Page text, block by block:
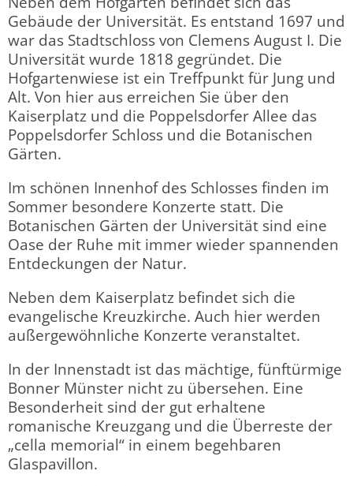
Gebäude der Universität. Es entstand 1697 und
war das Stadtschloss von Clemens August I. Die
Universität wurde 1818 gegründet. Die
Hofgartenwiese ist ein Treffpunkt für Jung und
Alt. Von hier aus erreichen Sie über den
Kaiserplatz und die Poppelsdorfer Allee das
Poppelsdorfer Schloss und die Botanischen
Gärten.
Im schönen Innenhof des Schlosses finden im
Sommer besondere Konzerte statt. Die
Botanischen Gärten der Universität sind eine
Oase der Ruhe mit immer wieder spannenden
Entdeckungen der Natur.
Neben dem Kaiserplatz befindet sich die
evangelische Kreuzkirche. Auch hier werden
außergewöhnliche Konzerte veranstaltet.
In der Innenstadt ist das mächtige, fünftürmige
Bonner Münster nicht zu übersehen. Eine
Besonderheit sind der gut erhaltene
romanische Kreuzgang und die Überreste der
„cella memorial“ in einem begehbaren
Glaspavillon.